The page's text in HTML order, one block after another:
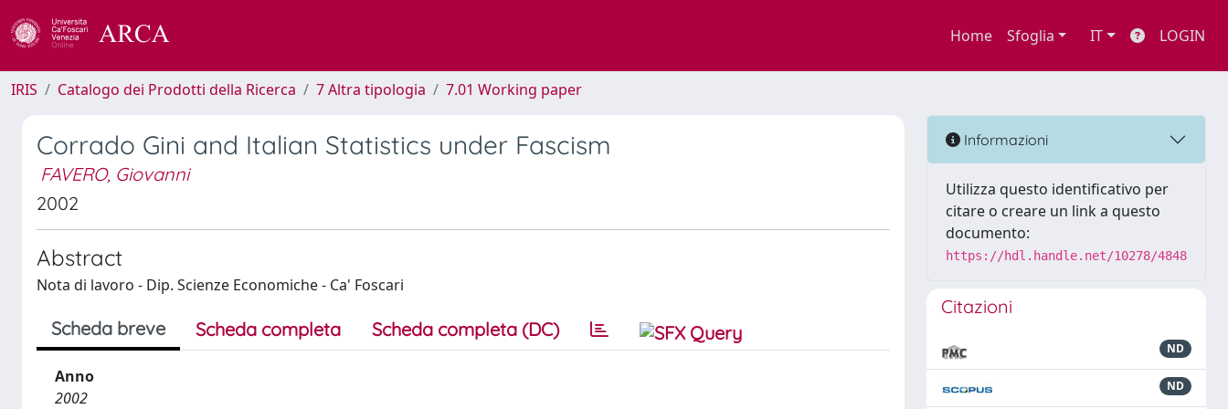
Home Sfoglia IT LOGIN
IRIS Catalogo dei Prodotti della Ricerca 7 Altra tipologia 7.01 Working paper
Corrado Gini and Italian Statistics under Fascism
FAVERO, Giovanni
2002
Abstract
Nota di lavoro - Dip. Scienze Economiche - Ca' Foscari
Scheda breve Scheda completa Scheda completa (DC)
Anno
2002
Informazioni
Utilizza questo identificativo per
citare o creare un link a questo
documento:
https://hdl.handle.net/10278/4848
Citazioni
ND
ND